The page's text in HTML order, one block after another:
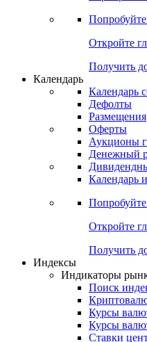
Валютные
Откройте
Получить
Календарь
Календарь
Дефолты
Размещения
Оферты
Денежный
Календарь
Откройте
Получить
Индикаторы
Поиск